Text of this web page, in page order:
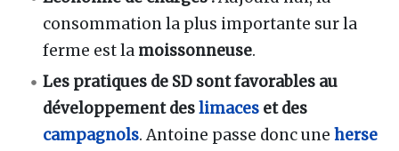
consommation la plus importante sur la
ferme est la moissonneuse.
Les pratiques de SD sont favorables au
développement deslimaces et des
campagnols. Antoine passe donc uneherse